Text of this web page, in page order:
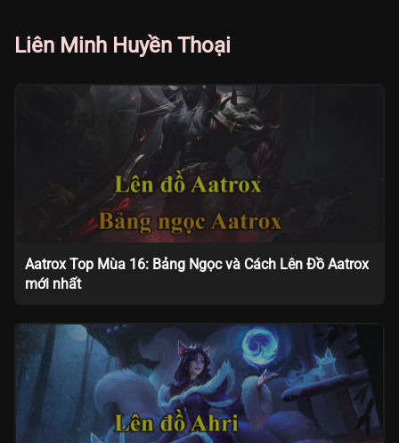
Liên Minh Huyền Thoại
Aatrox Top Mùa 16: Bảng Ngọc và Cách Lên Đồ Aatrox
mới nhất